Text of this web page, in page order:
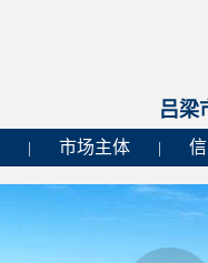
吕梁
市场主体